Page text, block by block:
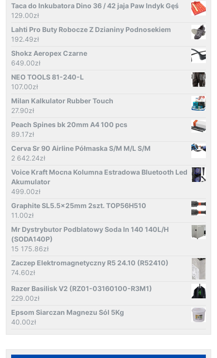
Taca do Inkubatora Dino 36 / 42 jaja Paw Indyk Gęś
129.00zł
Lahti Pro Buty Robocze Z Dzianiny Podnosekiem
192.49zł
Shokz Aeropex Czarne
649.00zł
NEO TOOLS 81-240-L
107.00zł
Milan Kalkulator Rubber Touch
27.90zł
Peach Spines bk 20mm A4 100 pcs
89.17zł
Cerva Sr 90 Airline Półmaska S/M M/L S/M
2 642.24zł
Voice Kraft Mocna Kolumna Estradowa Bluetooth Led
Akumulator
499.00zł
Graphite SL5.5x25mm 2szt. TOP56H510
11.00zł
Mr Dystrybutor Podblatowy Soda In 140 140L/H
(SODA140P)
15 175.86zł
Zaczep Elektromagnetyczny R5 24.10 (R52410)
74.60zł
Razer Basilisk V2 (RZ01-03160100-R3M1)
229.00zł
Epsom Siarczan Magnezu Sól 5Kg
40.00zł